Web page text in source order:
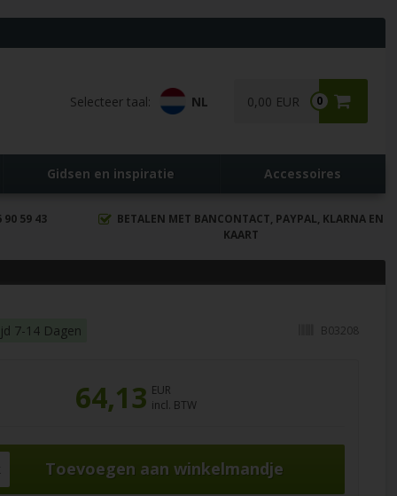
Selecteer taal: NL 0
0,00 EUR
Gidsen en inspiratie Accessoires
90 59 43
BETALEN MET BANCONTACT, PAYPAL, KLARNA EN
KAART
7-14 Dagen B03208
64,13 EUR
incl. BTW